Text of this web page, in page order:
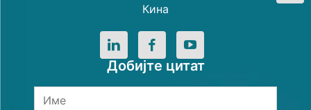
Кина
Добијте цитат